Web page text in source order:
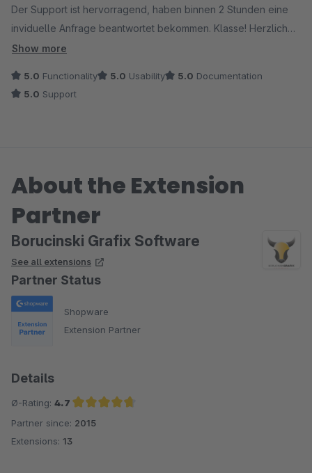
Der Support ist hervorragend, haben binnen 2 Stunden eine
inviduelle Anfrage beantwortet bekommen. Klasse! Herzlichen
Dank
Show more
5.0 Functionality 5.0 Usability 5.0 Documentation
5.0 Support
About the Extension
Partner
Borucinski Grafix Software
See all extensions
Partner Status
Shopware
Extension Partner
Details
Ø-Rating: 4.7
Average rating of 4.7 out of 5 stars
Partner since: 2015
Extensions: 13